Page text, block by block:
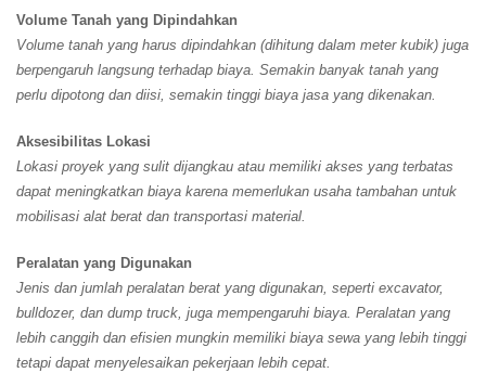
Volume Tanah yang Dipindahkan
Volume tanah yang harus dipindahkan (dihitung dalam meter kubik) juga
berpengaruh langsung terhadap biaya. Semakin banyak tanah yang
perlu dipotong dan diisi, semakin tinggi biaya jasa yang dikenakan.
Aksesibilitas Lokasi
Lokasi proyek yang sulit dijangkau atau memiliki akses yang terbatas
dapat meningkatkan biaya karena memerlukan usaha tambahan untuk
mobilisasi alat berat dan transportasi material.
Peralatan yang Digunakan
Jenis dan jumlah peralatan berat yang digunakan, seperti excavator,
bulldozer, dan dump truck, juga mempengaruhi biaya. Peralatan yang
lebih canggih dan efisien mungkin memiliki biaya sewa yang lebih tinggi
tetapi dapat menyelesaikan pekerjaan lebih cepat.